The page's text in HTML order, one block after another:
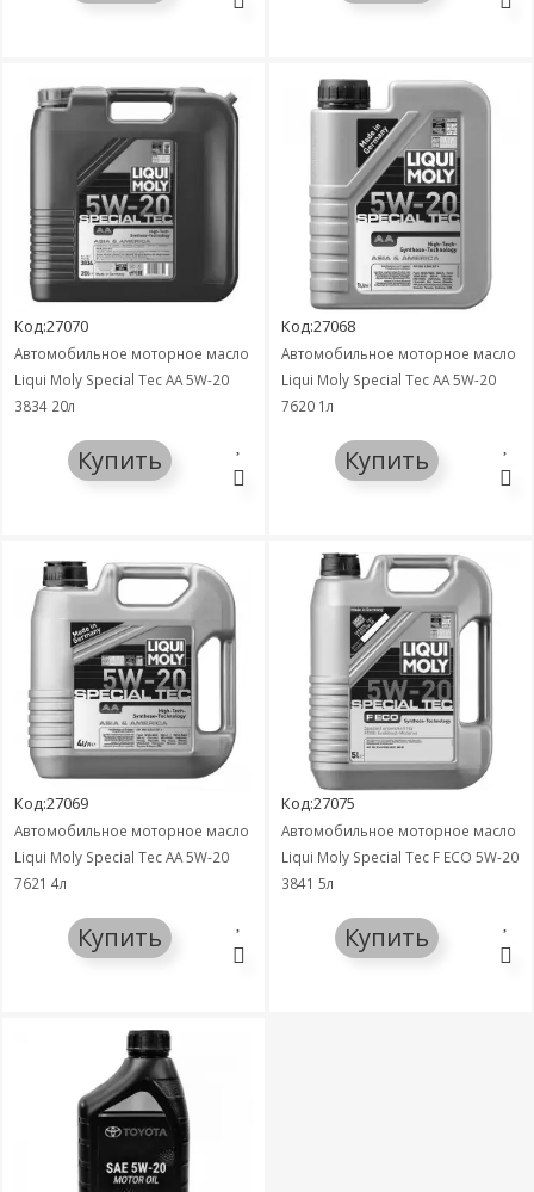
Код:27070
Автомобильное моторное масло
Liqui Moly Special Tec AA 5W-20
3834 20л
Купить
Код:27068
Автомобильное моторное масло
Liqui Moly Special Tec AA 5W-20
7620 1л
Купить
Код:27069
Автомобильное моторное масло
Liqui Moly Special Tec AA 5W-20
7621 4л
Купить
Код:27075
Автомобильное моторное масло
Liqui Moly Special Tec F ECO 5W-20
3841 5л
Купить